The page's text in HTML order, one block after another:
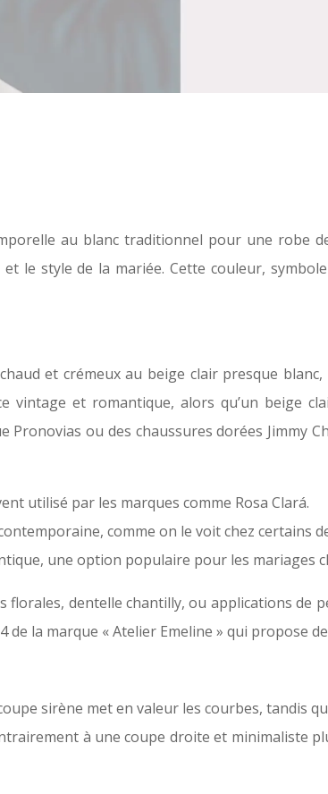
au blanc traditionnel pour une robe
le style de la mariée. Cette couleur,
et crémeux au beige clair presque
et romantique, alors qu’un beige
ou des chaussures dorées Jimmy
utilisé par les marques comme Rosa Clará.
comme on le voit chez certains
une option populaire pour les mariages
florales, dentelle chantilly, ou applications
la marque « Atelier Emeline » qui propose
sirène met en valeur les courbes, tandis
à une coupe droite et minimaliste